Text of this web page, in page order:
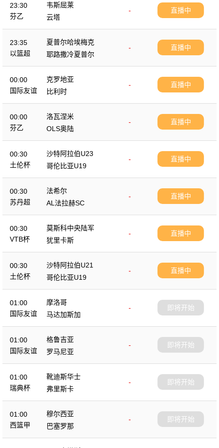
23:30
芬乙
韦斯屈莱
-
云塔
直播中
23:35
以篮超
夏普尔哈埃梅克
-
耶路撒冷夏普尔
直播中
00:00
国际友谊
克罗地亚
-
比利时
直播中
00:00
芬乙
洛瓦涅米
-
OLS奥陆
直播中
00:30
土伦杯
沙特阿拉伯U23
-
哥伦比亚U19
直播中
00:30
苏丹超
法希尔
-
AL法拉赫SC
直播中
00:30
VTB杯
莫斯科中央陆军
-
犹里卡斯
直播中
00:30
土伦杯
沙特阿拉伯U21
-
哥伦比亚U19
直播中
01:00
国际友谊
摩洛哥
-
马达加斯加
即将开始
01:00
国际友谊
格鲁吉亚
-
罗马尼亚
即将开始
01:00
瑞典杯
靴迪斯华士
-
弗里斯卡
即将开始
01:00
西篮甲
穆尔西亚
-
巴塞罗那
即将开始